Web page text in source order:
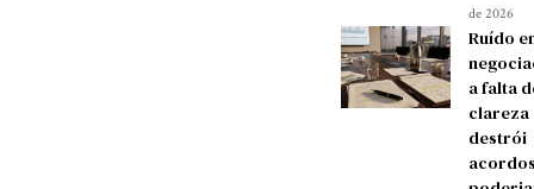
de 2026
Ruído
a falta
clareza
destrói